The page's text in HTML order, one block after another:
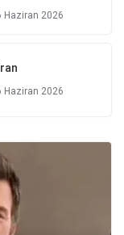
Haziran 2026
Haziran 2026